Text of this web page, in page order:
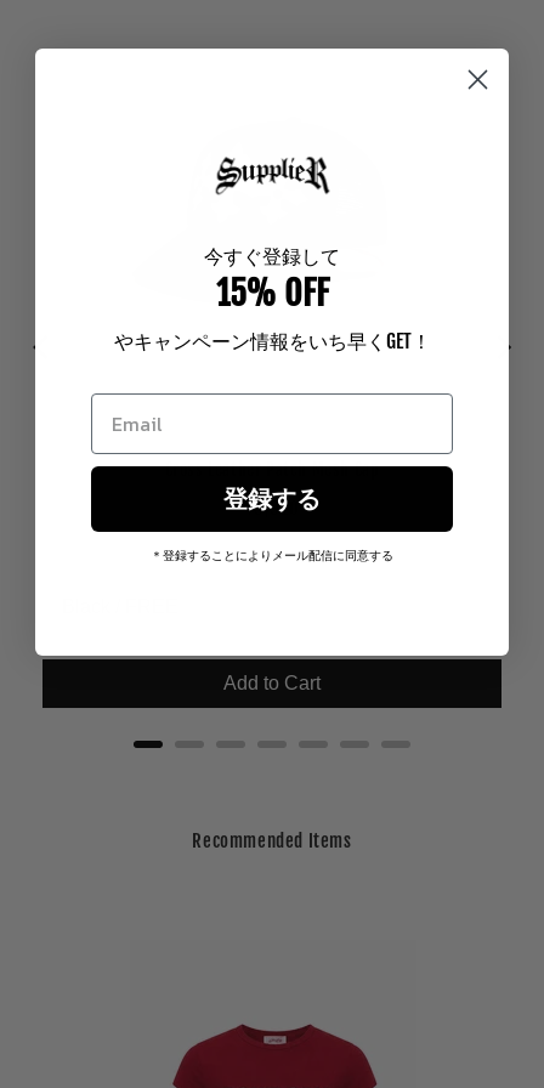
Cross Leather Patch Mesh Cap
Price
¥8,910
Add to Cart
Recommended Items
今すぐ登録して
15% OFF
やキャンペーン情報をいち早く GET！
登録する
＊登録することによりメール配信に同意する